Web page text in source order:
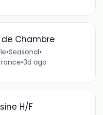
Chambre
•Seasonal•
•3d ago
H/F